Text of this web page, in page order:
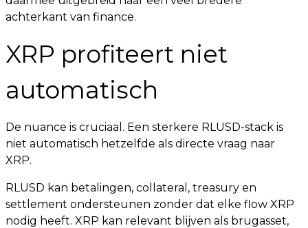
achterkant van finance.
XRP profiteert niet
automatisch
De nuance is cruciaal. Een sterkere RLUSD-stack is
niet automatisch hetzelfde als directe vraag naar
XRP.
RLUSD kan betalingen, collateral, treasury en
settlement ondersteunen zonder dat elke flow XRP
nodig heeft. XRP kan relevant blijven als brugasset,